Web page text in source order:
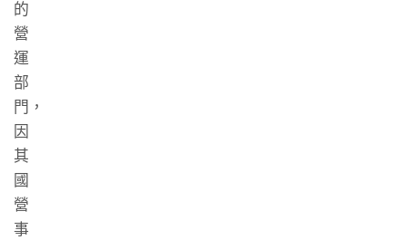
的
營
運
部
門，
因
其
國
營
事